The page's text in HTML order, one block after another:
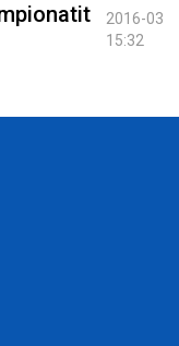
2016-03
15:32